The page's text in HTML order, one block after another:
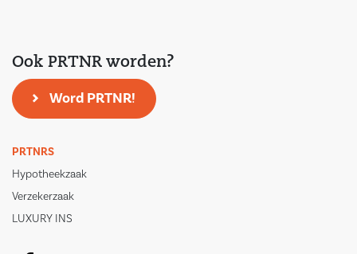
Ook PRTNR worden?
Word PRTNR!
PRTNRS
Hypotheekzaak
Verzekerzaak
LUXURY INS